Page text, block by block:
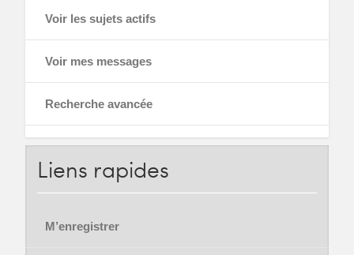
Voir les sujets actifs
Voir mes messages
Recherche avancée
Liens rapides
M’enregistrer